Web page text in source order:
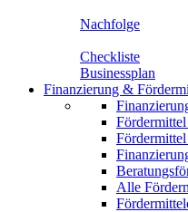
Nachfolge
Checkliste
Businessplan
Finanzierung &
Alle